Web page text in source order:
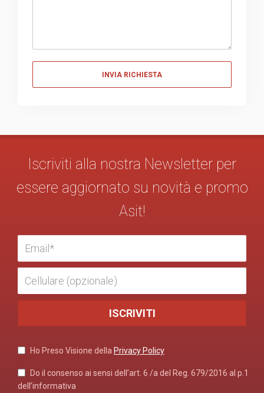
Iscriviti alla nostra Newsletter per
essere aggiornato su novità e promo
Asit!
Ho Preso Visione della Privacy Policy
Do il consenso ai sensi dell’art. 6 /a del Reg. 679/2016 al p.1
dell’informativa